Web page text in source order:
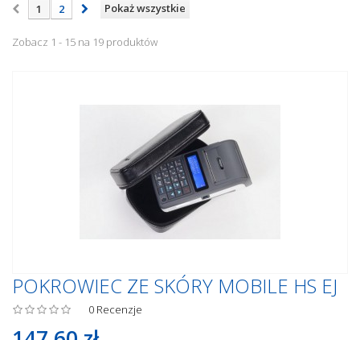
Pokaż wszystkie
1 2
Zobacz 1 - 15 na 19 produktów
POKROWIEC ZE SKÓRY MOBILE HS EJ
0 Recenzje